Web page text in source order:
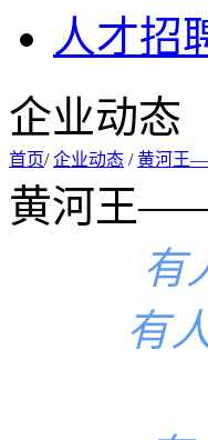
人才招
企业动态
首页/ 企业动态 / 黄河王
黄河王
有
有